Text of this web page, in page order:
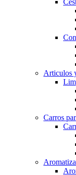
Articulos
Carros